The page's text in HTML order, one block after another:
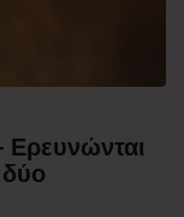
Ερευνώνται